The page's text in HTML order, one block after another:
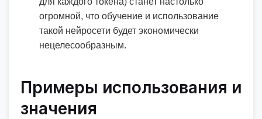
огромной, что обучение и использование
такой нейросети будет экономически
нецелесообразным.
Примеры использования и
значения